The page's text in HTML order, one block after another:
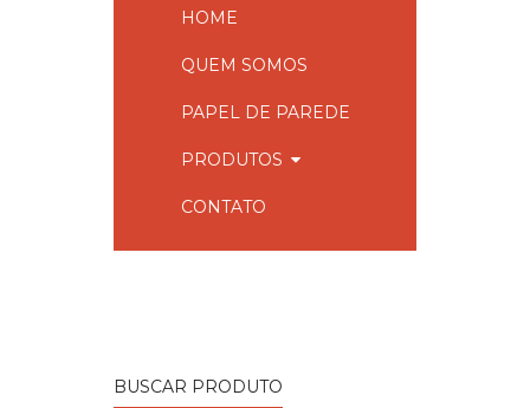
HOME
QUEM SOMOS
PAPEL DE PAREDE
PRODUTOS
CONTATO
BUSCAR PRODUTO